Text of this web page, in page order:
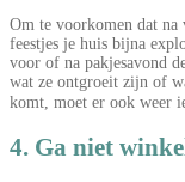
Om te voorkomen dat na
feestjes je huis bijna
voor of na pakjesavond
wat ze ontgroeit zijn of
komt, moet er ook weer
4. Ga niet